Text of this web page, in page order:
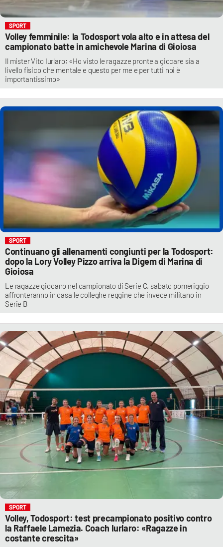
SPORT
Volley femminile: la Todosport vola alto e in attesa del
campionato batte in amichevole Marina di Gioiosa
Il mister Vito Iurlaro: «Ho visto le ragazze pronte a giocare sia a
livello fisico che mentale e questo per me e per tutti noi è
importantissimo»
SPORT
Continuano gli allenamenti congiunti per la Todosport:
dopo la Lory Volley Pizzo arriva la Digem di Marina di
Gioiosa
Le ragazze giocano nel campionato di Serie C, sabato pomeriggio
affronteranno in casa le colleghe reggine che invece militano in
Serie B
SPORT
Volley, Todosport: test precampionato positivo contro
la Raffaele Lamezia. Coach Iurlaro: «Ragazze in
costante crescita»